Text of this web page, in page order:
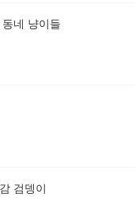
네 냥이들
검뎅이